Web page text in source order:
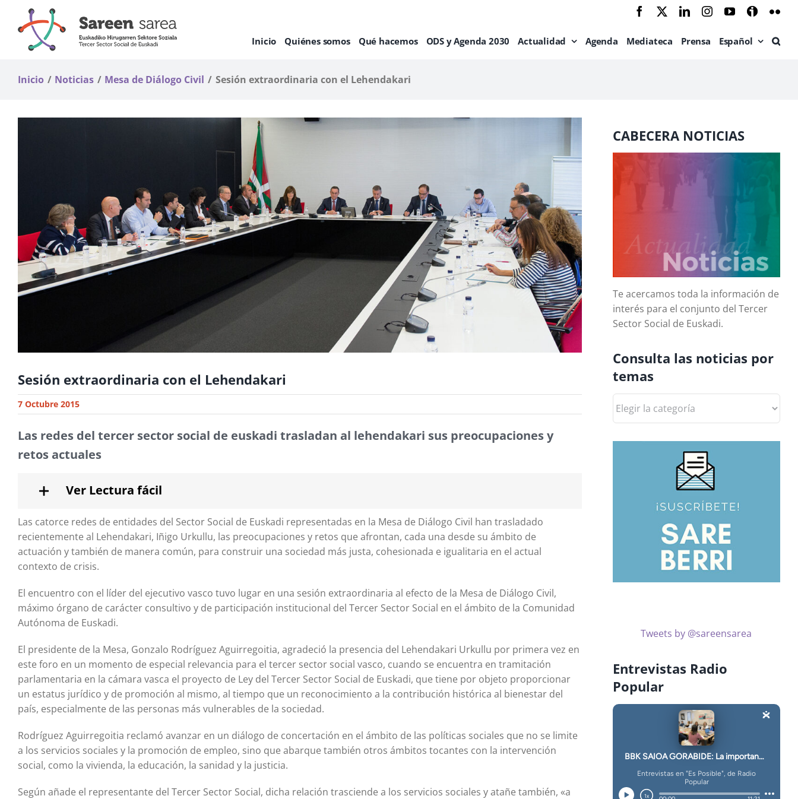
contenido
Facebook LinkedInInstagramYouTube
Ivoox
Inicio Quiénes somos Qué hacemos ODS y Agenda 2030 Actualidad Agenda Mediateca Prensa Español
Inicio Noticias Mesa de Diálogo Civil Sesión extraordinaria con el Lehendakari
Sesión extraordinaria con el Lehendakari
7 Octubre 2015
Las redes del tercer sector social de euskadi trasladan al lehendakari sus preocupaciones y
retos actuales
Ver Lectura fácil
Las catorce redes de entidades del Sector Social de Euskadi representadas en la Mesa de Diálogo Civil han trasladado
recientemente al Lehendakari, Iñigo Urkullu, las preocupaciones y retos que afrontan, cada una desde su ámbito de
actuación y también de manera común, para construir una sociedad más justa, cohesionada e igualitaria en el actual
contexto de crisis.
El encuentro con el líder del ejecutivo vasco tuvo lugar en una sesión extraordinaria al efecto de la Mesa de Diálogo Civil,
máximo órgano de carácter consultivo y de participación institucional del Tercer Sector Social en el ámbito de la Comunidad
Autónoma de Euskadi.
El presidente de la Mesa, Gonzalo Rodríguez Aguirregoitia, agradeció la presencia del Lehendakari Urkullu por primera vez en
este foro en un momento de especial relevancia para el tercer sector social vasco, cuando se encuentra en tramitación
parlamentaria en la cámara vasca el proyecto de Ley del Tercer Sector Social de Euskadi, que tiene por objeto proporcionar
un estatus jurídico y de promoción al mismo, al tiempo que un reconocimiento a la contribución histórica al bienestar del
país, especialmente de las personas más vulnerables de la sociedad.
Rodríguez Aguirregoitia reclamó avanzar en un diálogo de concertación en el ámbito de las políticas sociales que no se limite
a los servicios sociales y la promoción de empleo, sino que abarque también otros ámbitos tocantes con la intervención
social, como la vivienda, la educación, la sanidad y la justicia.
Según añade el representante del Tercer Sector Social, dicha relación trasciende a los servicios sociales y atañe también, «a
CABECERA NOTICIAS
Te acercamos toda la información de
interés para el conjunto del Tercer
Sector Social de Euskadi.
Consulta las noticias por
temas
las
por
Tweets by @sareensarea
Entrevistas Radio
Popular